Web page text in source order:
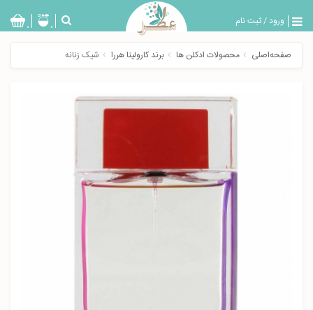
ورود/ثبت نام
بازگشت
0 0
صفحه‌اصلی محصولات ادکلن ها برند کارولینا هررا شیک زنانه